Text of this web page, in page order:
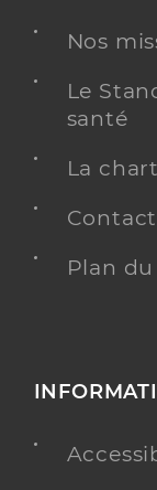
Nos
Le
santé
La
Contact
Plan